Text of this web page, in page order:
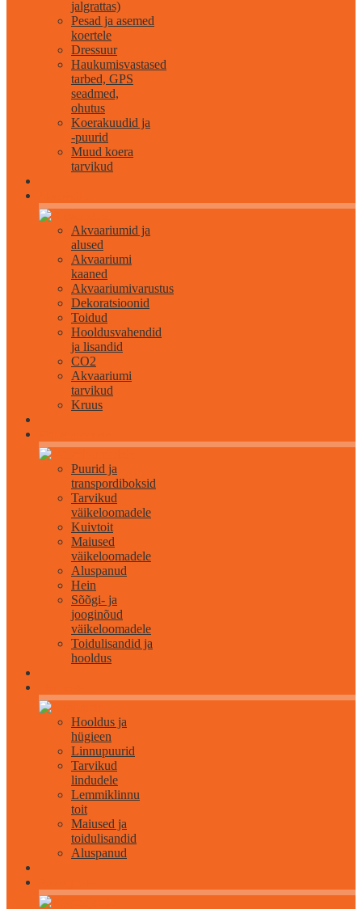
jalgrattas)
Pesad ja asemed
koertele
Dressuur
Haukumisvastased
tarbed, GPS
seadmed,
ohutus
Koerakuudid ja
-puurid
Muud koera
tarvikud
Akvaariumid ja
alused
Akvaariumi
kaaned
Akvaariumivarustus
Dekoratsioonid
Toidud
Hooldusvahendid
ja lisandid
CO2
Akvaariumi
tarvikud
Kruus
Puurid ja
transpordiboksid
Tarvikud
väikeloomadele
Kuivtoit
Maiused
väikeloomadele
Aluspanud
Hein
Sõõgi- ja
jooginõud
väikeloomadele
Toidulisandid ja
hooldus
Hooldus ja
hügieen
Linnupuurid
Tarvikud
lindudele
Lemmiklinnu
toit
Maiused ja
toidulisandid
Aluspanud